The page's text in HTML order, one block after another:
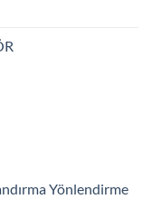
Yönlendirme